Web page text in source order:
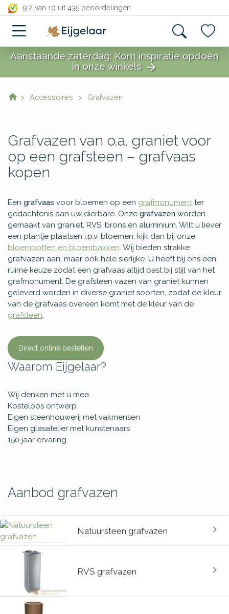
9.2 van 10 uit 435 beoordelingen
close
close
Aanstaande zaterdag: Kom inspiratie opdoen
in onze winkels arrow_forward
Accessoires Grafvazen
Grafvazen van o.a. graniet voor
op een grafsteen – grafvaas
kopen
Een grafvaas voor bloemen op een grafmonument ter
gedachtenis aan uw dierbare. Onze grafvazen worden
gemaakt van graniet, RVS, brons en aluminium. Wilt u liever
een plantje plaatsen i.p.v. bloemen, kijk dan bij onze
bloempotten en bloembakken. Wij bieden strakke
grafvazen aan, maar ook hele sierlijke. U heeft bij ons een
ruime keuze zodat een grafvaas altijd past bij stijl van het
grafmonument. De grafsteen vazen van graniet kunnen
geleverd worden in diverse graniet soorten, zodat de kleur
van de grafvaas overeen komt met de kleur van de
grafsteen.
Direct online bestellen
Waarom Eijgelaar?
Wij denken met u mee
Kosteloos ontwerp
Eigen steenhouwerij met vakmensen
Eigen glasatelier met kunstenaars
150 jaar ervaring
Aanbod grafvazen
Natuursteen grafvazen chevron_right
RVS grafvazen chevron_right